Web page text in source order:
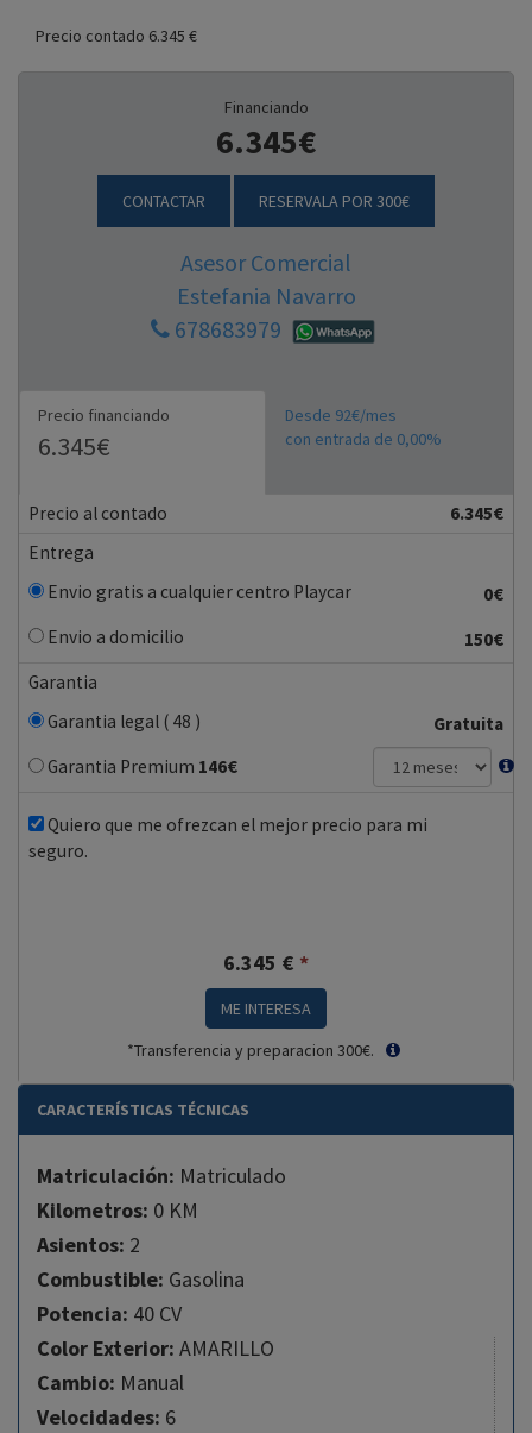
Precio contado 6.345 €
Financiando
6.345€
CONTACTAR RESERVALA POR 300€
Asesor Comercial
Estefania Navarro
678683979
Precio financiando
6.345€
Desde 92€/mes
con entrada de 0,00%
Precio al contado
6.345€
Entrega
Envio gratis a cualquier centro Playcar
0€
Envio a domicilio
150€
Garantia
Garantia legal ( 48 )
Gratuita
Garantia Premium 146€
Quiero que me ofrezcan el mejor precio para mi
seguro.
6.345 € *
ME INTERESA
*Transferencia y preparacion 300€.
CARACTERÍSTICAS TÉCNICAS
Matriculación: Matriculado
Kilometros: 0 KM
Asientos: 2
Combustible: Gasolina
Potencia: 40 CV
Color Exterior: AMARILLO
Cambio: Manual
Velocidades: 6